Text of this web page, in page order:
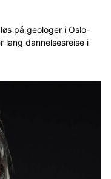
på geologer i Oslo-
lang dannelsesreise i